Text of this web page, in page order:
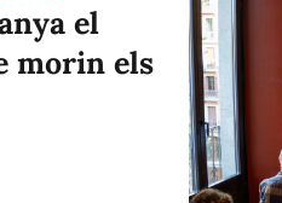
el
morin els